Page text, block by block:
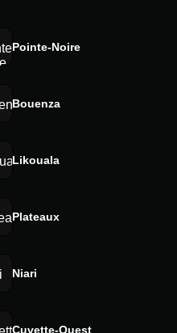
Pointe-Noire
Bouenza
Likouala
Plateaux
Niari
Cuvette-Ouest